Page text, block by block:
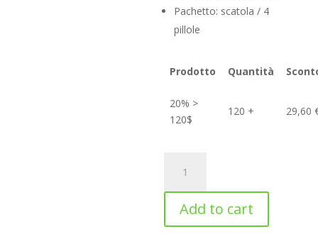
Pachetto: scatola / 4
pillole
Prodotto Quantità
20% >
120$
120 + 29,60
LILLY
20mg
quantity
Add to cart
t
e
r